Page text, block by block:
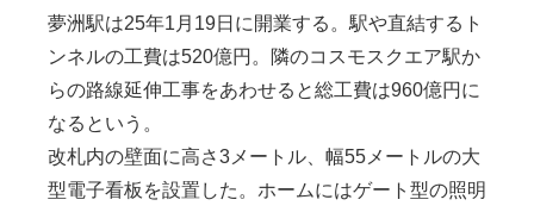
夢洲駅は25年1月19日に開業する。駅や直結するト
ンネルの工費は520億円。隣のコスモスクエア駅か
らの路線延伸工事をあわせると総工費は960億円に
なるという。
改札内の壁面に高さ3メートル、幅55メートルの大
型電子看板を設置した。ホームにはゲート型の照明